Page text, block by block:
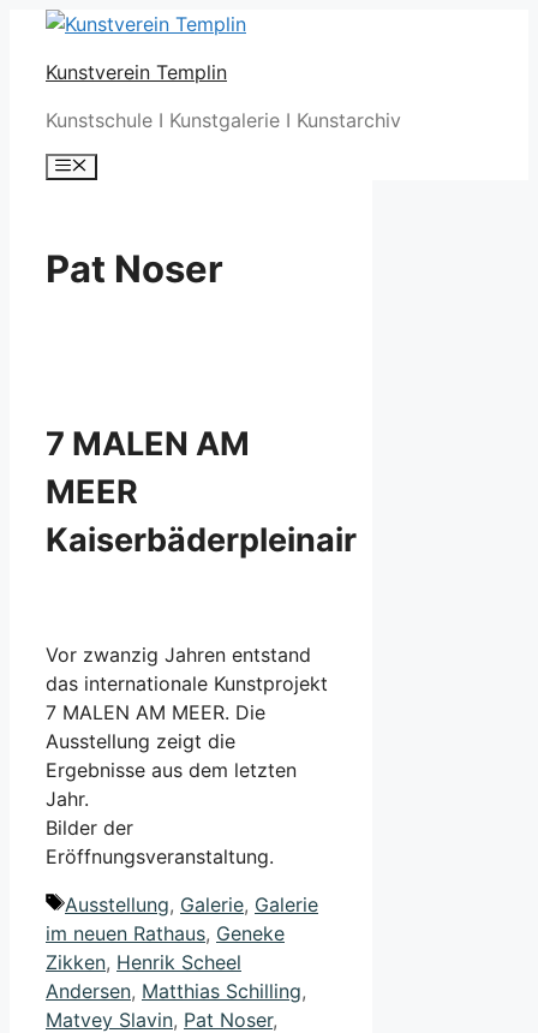
Zum
springen
Kunstverein Templin
Kunstschule I Kunstgalerie I Kunstarchiv
Menü
Pat Noser
7 MALEN AM
MEER
Kaiserbäderpleinair
Vor zwanzig Jahren entstand
das internationale Kunstprojekt
7 MALEN AM MEER. Die
Ausstellung zeigt die
Ergebnisse aus dem letzten
Jahr.
Bilder der
Eröffnungsveranstaltung.
Schlagwörter
Ausstellung, Galerie, Galerie
im neuen Rathaus, Geneke
Zikken, Henrik Scheel
Andersen, Matthias Schilling,
Matvey Slavin, Pat Noser,